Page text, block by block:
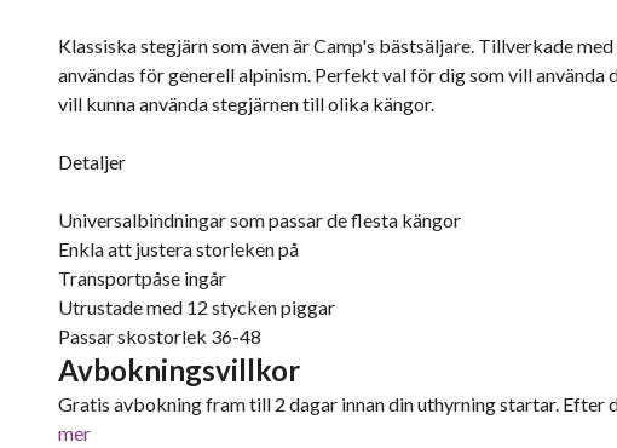
Klassiska stegjärn som även är Camp's bästsäljare. Tillverkade
användas för generell alpinism. Perfekt val för dig som vill
vill kunna använda stegjärnen till olika kängor.
Detaljer
Universalbindningar som passar de flesta kängor
Enkla att justera storleken på
Transportpåse ingår
Utrustade med 12 stycken piggar
Passar skostorlek 36-48
Avbokningsvillkor
Gratis avbokning fram till 2 dagar innan din uthyrning startar.
mer